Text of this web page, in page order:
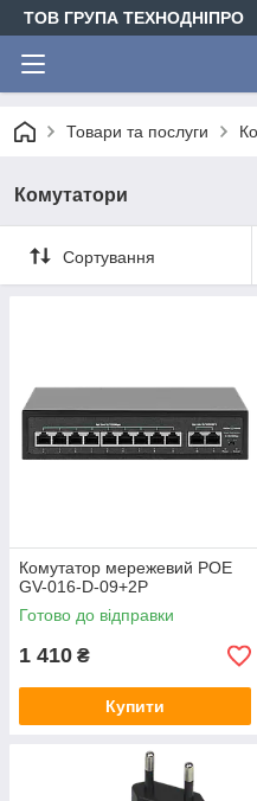
ТОВ ГРУПА ТЕХНОДНІПРО
Товари та послуги
Комутатори
Сортування
Комутатор мережевий POE
GV-016-D-09+2P
Готово до відправки
1 410 ₴
Купити